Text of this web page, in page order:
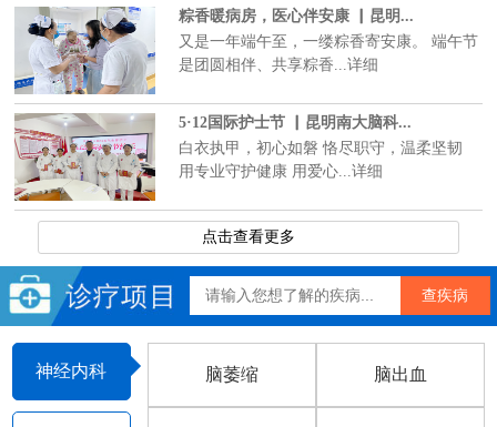
粽香暖病房，医心伴安康 ▏昆明...
又是一年端午至，一缕粽香寄安康。 端午节
是团圆相伴、共享粽香...详细
5·12国际护士节 ▏昆明南大脑科...
白衣执甲，初心如磐 恪尽职守，温柔坚韧
用专业守护健康 用爱心...详细
点击查看更多
神经内科 脑萎缩 脑出血